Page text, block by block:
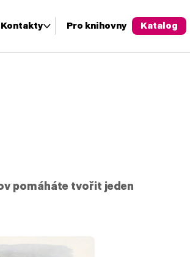
Kontakty Pro knihovny Katalog
pomáháte tvořit jeden